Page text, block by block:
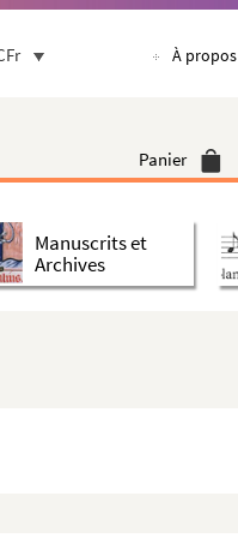
À propos
Panier
Manuscrits et
Archives